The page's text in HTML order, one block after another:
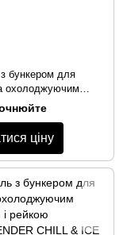
бункером для
охолоджуючим
STARTENDER CHILL
ціну